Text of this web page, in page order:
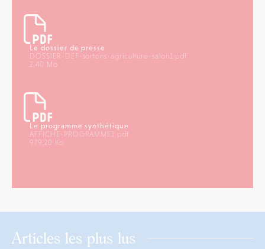
Le dossier de presse
DOSSIER-DEF-sortons-agriculture-salon1.pdf
2,40 Mo
Le programme synthétique
AFFICHE-PROGRAMME1.pdf
979,20 Ko
Articles les plus lus